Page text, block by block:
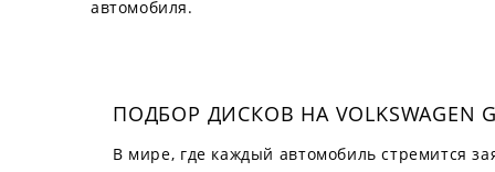
автомобиля.
ПОДБОР ДИСКОВ НА
В мире, где каждый автомобиль стремится